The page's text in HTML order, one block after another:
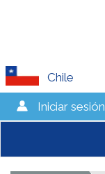
Chile
Iniciar sesión